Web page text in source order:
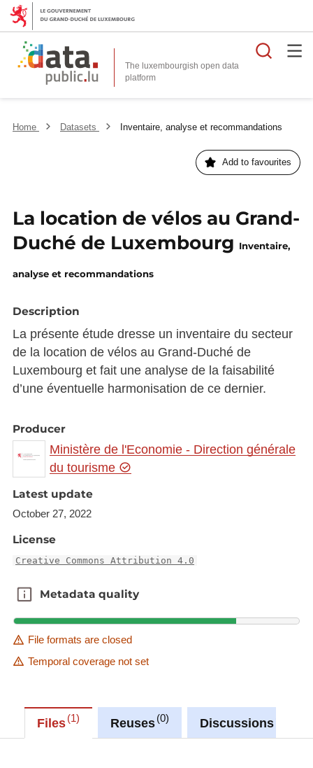
The luxembourgish open data
platform
Home Datasets Inventaire, analyse et recommandations
Add to favourites
La location de vélos au Grand-
Duché de Luxembourg Inventaire,
analyse et recommandations
Description
La présente étude dresse un inventaire du secteur
de la location de vélos au Grand-Duché de
Luxembourg et fait une analyse de la faisabilité
d’une éventuelle harmonisation de ce dernier.
Producer
Ministère de l'Economie - Direction générale
du tourisme
Latest update
October 27, 2022
License
Creative Commons Attribution 4.0
Metadata quality
Metadata quality
File formats are closed
Temporal coverage not set
Files 1 Reuses 0 Discussions